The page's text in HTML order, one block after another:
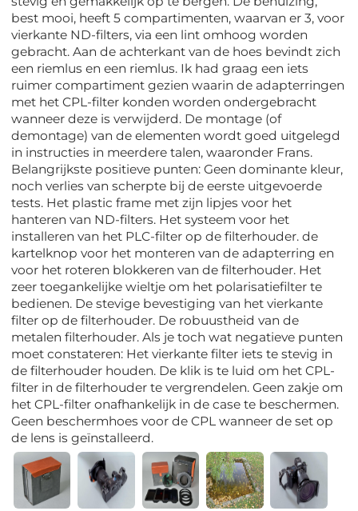
best mooi, heeft 5 compartimenten, waarvan er 3, voor
vierkante ND-filters, via een lint omhoog worden
gebracht. Aan de achterkant van de hoes bevindt zich
een riemlus en een riemlus. Ik had graag een iets
ruimer compartiment gezien waarin de adapterringen
met het CPL-filter konden worden ondergebracht
wanneer deze is verwijderd. De montage (of
demontage) van de elementen wordt goed uitgelegd
in instructies in meerdere talen, waaronder Frans.
Belangrijkste positieve punten: Geen dominante kleur,
noch verlies van scherpte bij de eerste uitgevoerde
tests. Het plastic frame met zijn lipjes voor het
hanteren van ND-filters. Het systeem voor het
installeren van het PLC-filter op de filterhouder. de
kartelknop voor het monteren van de adapterring en
voor het roteren blokkeren van de filterhouder. Het
zeer toegankelijke wieltje om het polarisatiefilter te
bedienen. De stevige bevestiging van het vierkante
filter op de filterhouder. De robuustheid van de
metalen filterhouder. Als je toch wat negatieve punten
moet constateren: Het vierkante filter iets te stevig in
de filterhouder houden. De klik is te luid om het CPL-
filter in de filterhouder te vergrendelen. Geen zakje om
het CPL-filter onafhankelijk in de case te beschermen.
Geen beschermhoes voor de CPL wanneer de set op
de lens is geïnstalleerd.